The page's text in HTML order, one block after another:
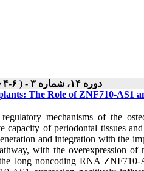
دوره ۱۴، شماره ۳ - ( ۶-۱۴۰۴ )
The Role of ZNF710-AS1
mechanisms of the
capacity of periodontal tissues
and integration with the
with the overexpression
long noncoding RNA